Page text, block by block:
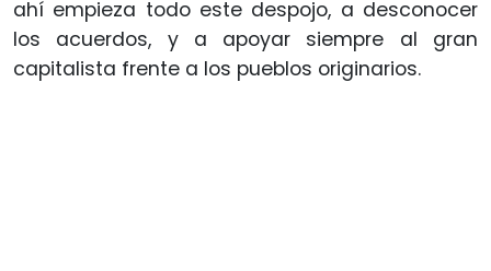
ahí empieza todo este despojo, a desconocer
los acuerdos, y a apoyar siempre al gran
capitalista frente a los pueblos originarios.